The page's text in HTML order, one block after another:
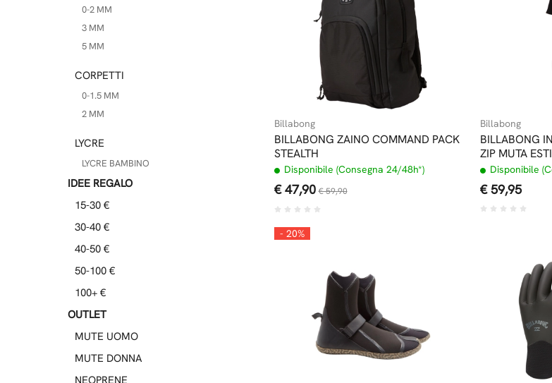
0-2 MM
3 MM
5 MM
CORPETTI
0-1.5 MM
2 MM
LYCRE
LYCRE BAMBINO
IDEE REGALO
15-30 €
30-40 €
40-50 €
50-100 €
100+ €
OUTLET
MUTE UOMO
MUTE DONNA
NEOPRENE
Billabong
BILLABONG ZAINO COMMAND PACK
STEALTH
Disponibile (Consegna 24/48h*)
€ 47,90 € 59,90
Billabong
BILLABONG
ZIP MUTA
Disponibile
€ 59,95
- 20%